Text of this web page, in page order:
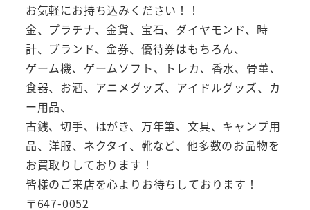
お気軽にお持ち込みください！！
金、プラチナ、金貨、宝石、ダイヤモンド、時
計、ブランド、金券、優待券はもちろん、
ゲーム機、ゲームソフト、トレカ、香水、骨董、
食器、お酒、アニメグッズ、アイドルグッズ、カ
ー用品、
古銭、切手、はがき、万年筆、文具、キャンプ用
品、洋服、ネクタイ、靴など、他多数のお品物を
お買取りしております！
皆様のご来店を心よりお待ちしております！
〒647-0052